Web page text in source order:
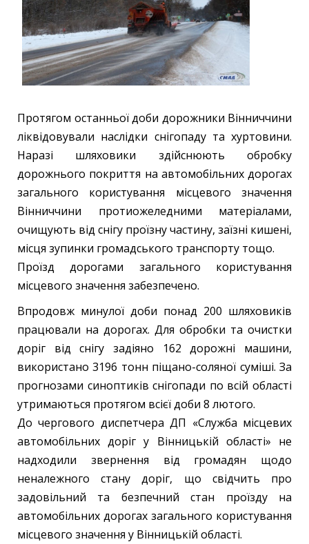
Протягом останньої доби дорожники Вінниччини
ліквідовували наслідки снігопаду та хуртовини.
Наразі шляховики здійснюють обробку
дорожнього покриття на автомобільних дорогах
загального користування місцевого значення
Вінниччини протиожеледними матеріалами,
очищують від снігу проїзну частину, заїзні кишені,
місця зупинки громадського транспорту тощо.
Проїзд дорогами загального користування
місцевого значення забезпечено.
Впродовж минулої доби понад 200 шляховиків
працювали на дорогах. Для обробки та очистки
доріг від снігу задіяно 162 дорожні машини,
використано 3196 тонн піщано-соляної суміші. За
прогнозами синоптиків снігопади по всій області
утримаються протягом всієї доби 8 лютого.
До чергового диспетчера ДП «Служба місцевих
автомобільних доріг у Вінницькій області» не
надходили звернення від громадян щодо
неналежного стану доріг, що свідчить про
задовільний та безпечний стан проїзду на
автомобільних дорогах загального користування
місцевого значення у Вінницькій області.